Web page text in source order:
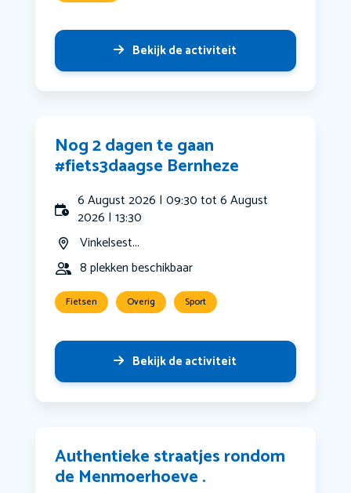
Bekijk de activiteit
Nog 2 dagen te gaan
#fiets3daagse Bernheze
6 August 2026 | 09:30 tot 6 August
2026 | 13:30
Vinkelsest...
8 plekken beschikbaar
Fietsen Overig Sport
Bekijk de activiteit
Authentieke straatjes rondom
de Menmoerhoeve .